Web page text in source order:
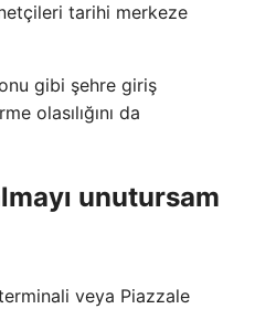
tarihi merkeze
gibi şehre giriş
olasılığını da
unutursam
veya Piazzale